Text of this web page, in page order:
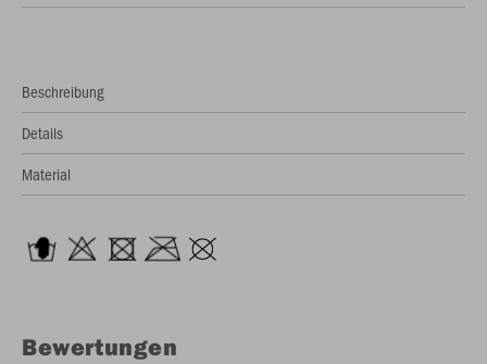
Beschreibung
Details
Material
Bewertungen